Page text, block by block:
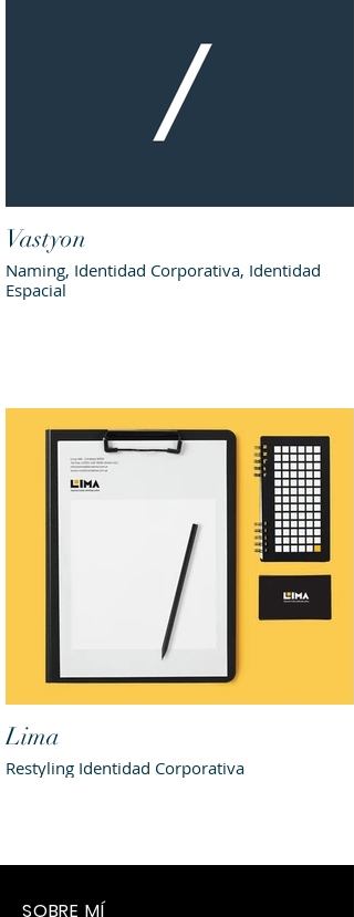
Vastyon
Naming, Identidad Corporativa, Identidad
Espacial
Lima
Restyling Identidad Corporativa
SOBRE MÍ